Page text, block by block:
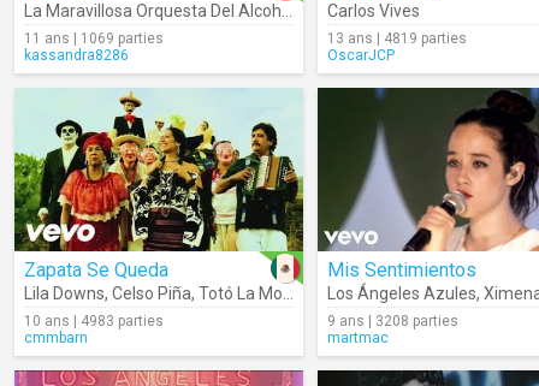
11 ans | 1069 parties
kassandra8286
Carlos Vives
13 ans | 4819 parties
OscarJCP
Zapata Se Queda
Lila Downs, Celso Piña, Totó La Momposina
10 ans | 4983 parties
cmmbarn
Mis Sentimientos
Los Ángeles Azules, Ximena
9 ans | 3208 parties
martmac